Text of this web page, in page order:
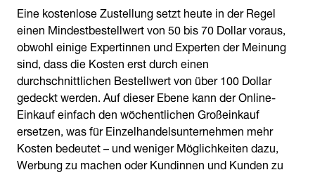
Eine kostenlose Zustellung setzt heute in der Regel
einen Mindestbestellwert von 50 bis 70 Dollar voraus,
obwohl einige Expertinnen und Experten der Meinung
sind, dass die Kosten erst durch einen
durchschnittlichen Bestellwert von über 100 Dollar
gedeckt werden. Auf dieser Ebene kann der Online-
Einkauf einfach den wöchentlichen Großeinkauf
ersetzen, was für Einzelhandelsunternehmen mehr
Kosten bedeutet – und weniger Möglichkeiten dazu,
Werbung zu machen oder Kundinnen und Kunden zu